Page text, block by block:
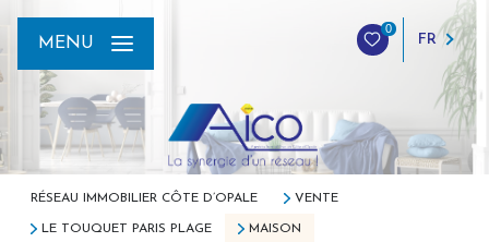
0
FR
MENU
RÉSEAU IMMOBILIER CÔTE D’OPALE VENTE
LE TOUQUET PARIS PLAGE MAISON